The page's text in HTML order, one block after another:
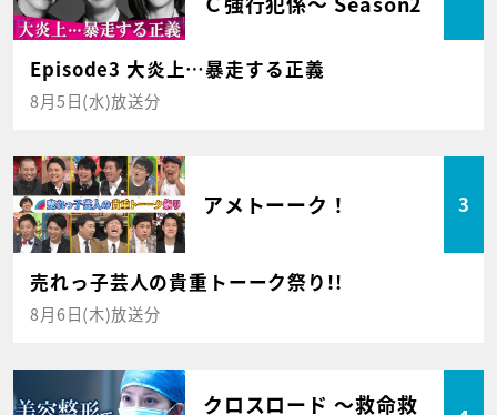
Episode3 大炎上…暴走する正義
8月5日(水)放送分
アメトーーク！ 3
売れっ子芸人の貴重トーーク祭り!!
8月6日(木)放送分
クロスロード ～救命救